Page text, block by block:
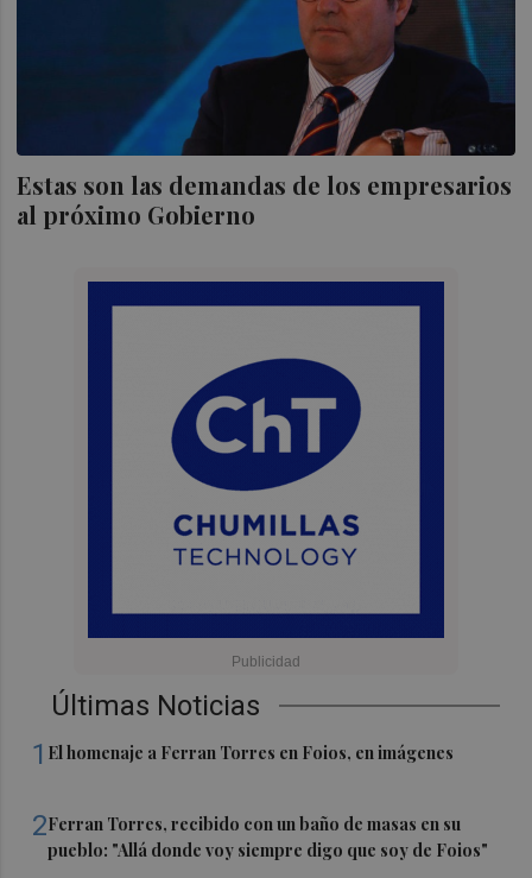
Estas son las demandas de los empresarios
al próximo Gobierno
Últimas Noticias
1 El homenaje a Ferran Torres en Foios, en imágenes
2Ferran Torres, recibido con un baño de masas en su
pueblo: "Allá donde voy siempre digo que soy de Foios"